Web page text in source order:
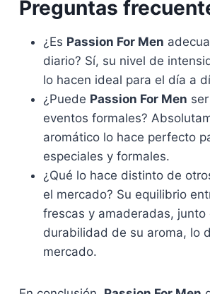
Preguntas
¿Es Passion For Men
diario? Sí, su nivel de
lo hacen ideal para el día a
¿Puede Passion For Men
eventos formales?
aromático lo hace perfecto
especiales y formales.
¿Qué lo hace distinto de
el mercado? Su equilibrio
frescas y amaderadas, junto
durabilidad de su aroma, lo
mercado.